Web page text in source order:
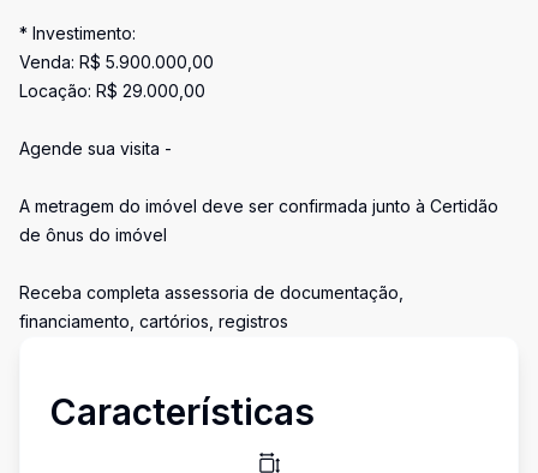
* Investimento:
Venda: R$ 5.900.000,00
Locação: R$ 29.000,00
Agende sua visita -
A metragem do imóvel deve ser confirmada junto à Certidão
de ônus do imóvel
Receba completa assessoria de documentação,
financiamento, cartórios, registros
Características